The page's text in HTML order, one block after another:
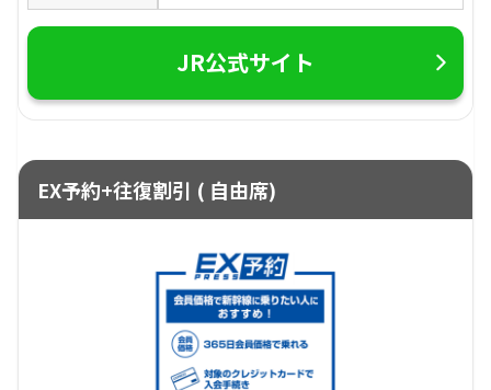
JR公式サイト
EX予約+往復割引 ( 自由席)